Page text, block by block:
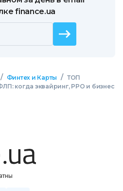
finance.ua
/ Финтех и Карты / ТОП
когда эквайринг, РРО и бизнес